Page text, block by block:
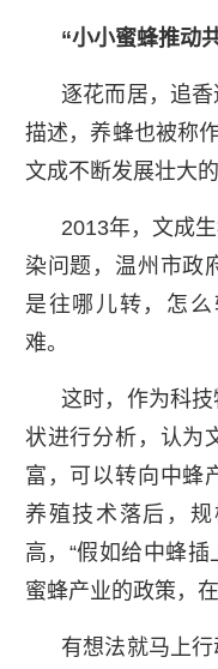
“小小蜜蜂推动
逐花而居，追
描述，养蜂也被称
文成不断发展壮大
2013年，文成
染问题，温州市政
是往哪儿转，怎
难。
这时，作为科
状进行分析，认为
富，可以转向中蜂
养殖技术落后，
高，“假如给中蜂
蜜蜂产业的政策，
有想法就马上